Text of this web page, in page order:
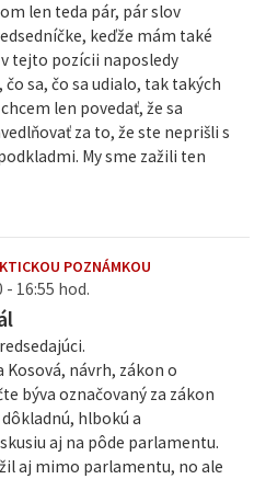
len teda pár, pár slov
keďže mám také
tejto pozícii naposledy
sa, čo sa udialo, tak takých
len povedať, že sa
za to, že ste neprišli s
My sme zažili ten
POZNÁMKOU
- 16:55 hod.
Kosová, návrh, zákon o
býva označovaný za zákon
hlbokú a
aj na pôde parlamentu.
aj mimo parlamentu, no ale